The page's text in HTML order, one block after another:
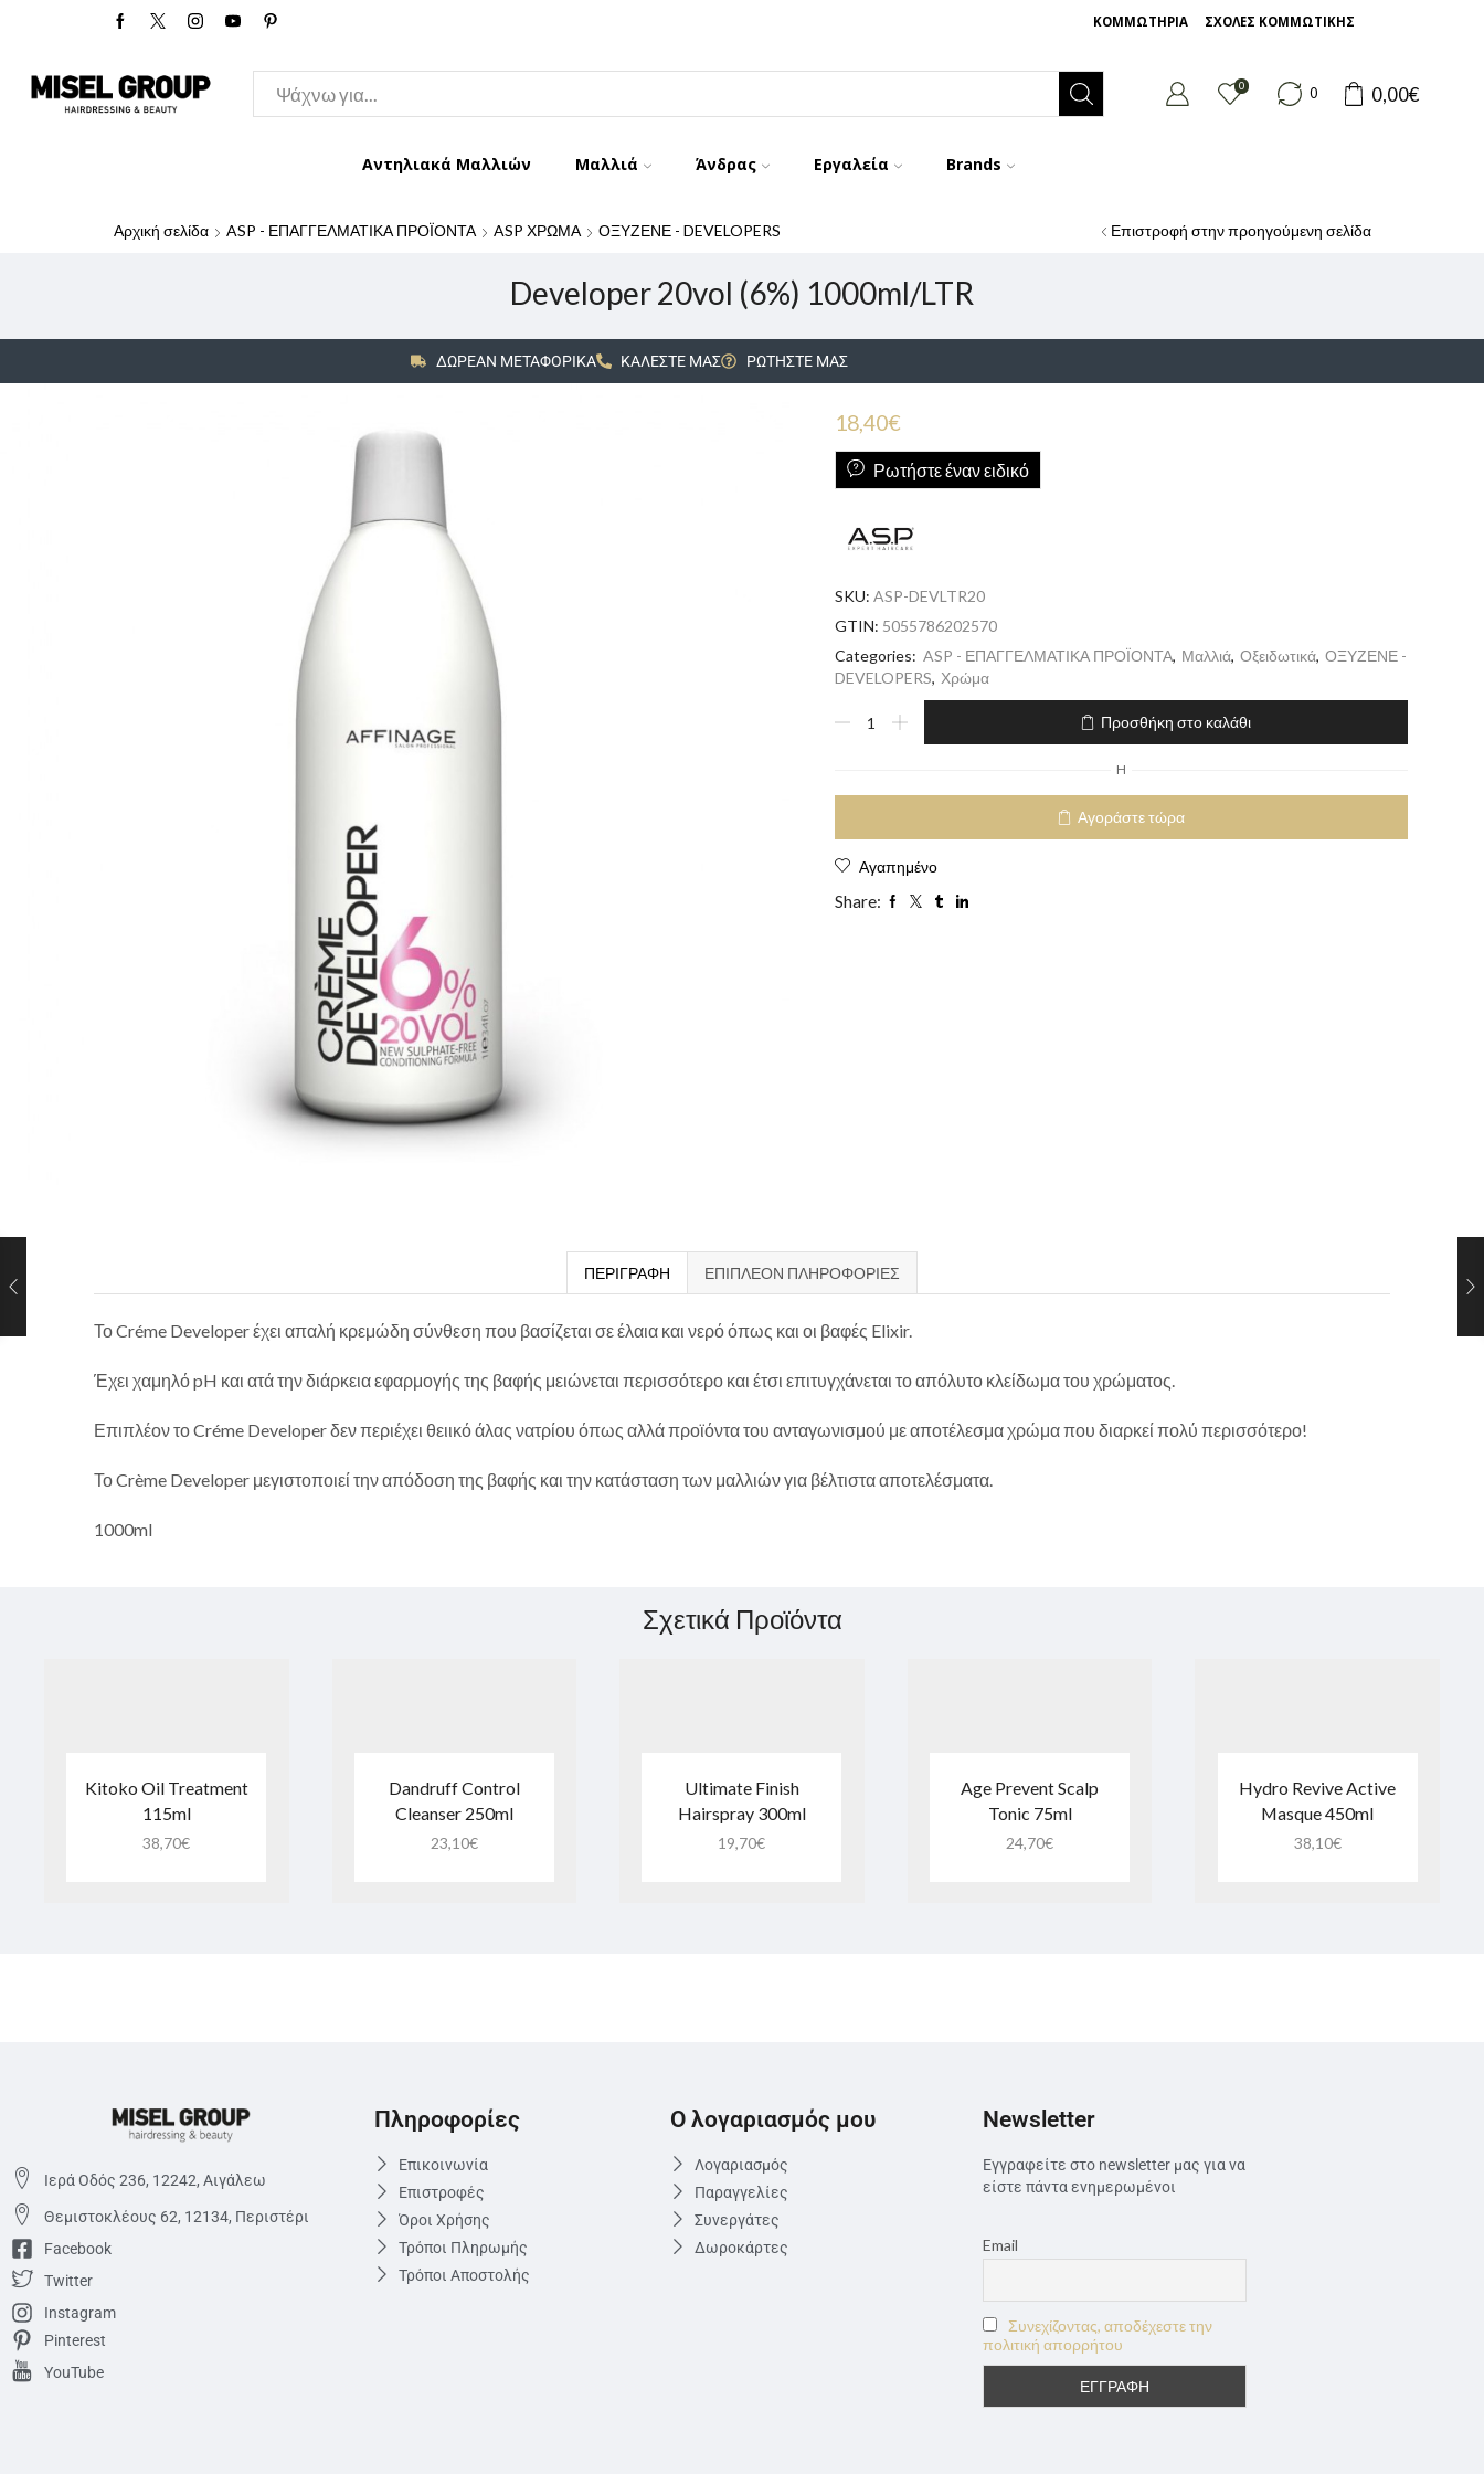
ΚΟΜΜΩΤΗΡΙΑ ΣΧΟΛΕΣ ΚΟΜΜΩΤΙΚΗΣ
0 0 0,00€
Αντηλιακά Μαλλιών Μαλλιά Άνδρας Εργαλεία Brands
Αρχική σελίδα ASP - ΕΠΑΓΓΕΛΜΑΤΙΚΑ ΠΡΟΪΟΝΤΑ ASP ΧΡΩΜΑ ΟΞΥΖΕΝΕ - DEVELOPERS Επιστροφή στην προηγούμενη σελίδα
Developer 20vol (6%) 1000ml/LTR
ΔΩΡΕΑΝ ΜΕΤΑΦΟΡΙΚΑ ΚΑΛΕΣΤΕ ΜΑΣ ΡΩΤΗΣΤΕ ΜΑΣ
18,40€
Ρωτήστε έναν ειδικό
SKU: ASP-DEVLTR20
GTIN: 5055786202570
Categories: ASP - ΕΠΑΓΓΕΛΜΑΤΙΚΑ ΠΡΟΪΟΝΤΑ, Μαλλιά, Οξειδωτικά, ΟΞΥΖΕΝΕ -
DEVELOPERS, Χρώμα
Προσθήκη στο καλάθι
H
Αγοράστε τώρα
Αγαπημένο
Share:
ΠΕΡΙΓΡΑΦΉ ΕΠΙΠΛΈΟΝ ΠΛΗΡΟΦΟΡΊΕΣ
Το Créme Developer έχει απαλή κρεμώδη σύνθεση που βασίζεται σε έλαια και νερό όπως και οι βαφές Elixir.
Έχει χαμηλό pH και ατά την διάρκεια εφαρμογής της βαφής μειώνεται περισσότερο και έτσι επιτυγχάνεται το απόλυτο κλείδωμα του χρώματος.
Επιπλέον το Créme Developer δεν περιέχει θειικό άλας νατρίου όπως αλλά προϊόντα του ανταγωνισμού με αποτέλεσμα χρώμα που διαρκεί πολύ περισσότερο!
Το Crème Developer μεγιστοποιεί την απόδοση της βαφής και την κατάσταση των μαλλιών για βέλτιστα αποτελέσματα.
1000ml
Σχετικά Προϊόντα
Kitoko Oil Treatment
115ml
38,70€
Dandruff Control
Cleanser 250ml
23,10€
Ultimate Finish
Hairspray 300ml
19,70€
Age Prevent Scalp
Tonic 75ml
24,70€
Hydro Revive Active
Masque 450ml
38,10€
Ιερά Οδός 236, 12242, Αιγάλεω
Θεμιστoκλέους 62, 12134, Περιστέρι
Facebook
Twitter
Instagram
Pinterest
YouTube
Πληροφορίες
Επικοινωνία
Επιστροφές
Όροι Χρήσης
Τρόποι Πληρωμής
Τρόποι Αποστολής
Ο λογαριασμός μου
Λογαριασμός
Παραγγελίες
Συνεργάτες
Δωροκάρτες
Newsletter
Εγγραφείτε στο newsletter μας για να
είστε πάντα ενημερωμένοι
Email
Συνεχίζοντας, αποδέχεστε την
πολιτική απορρήτου